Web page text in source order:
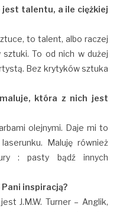
jest talentu, a ile ciężkiej
to talent, albo raczej
To od nich w dużej
Bez krytyków sztuka
która z nich jest
olejnymi. Daje mi to
Maluję również
: pasty bądź innych
inspiracją?
J.M.W. Turner – Anglik,